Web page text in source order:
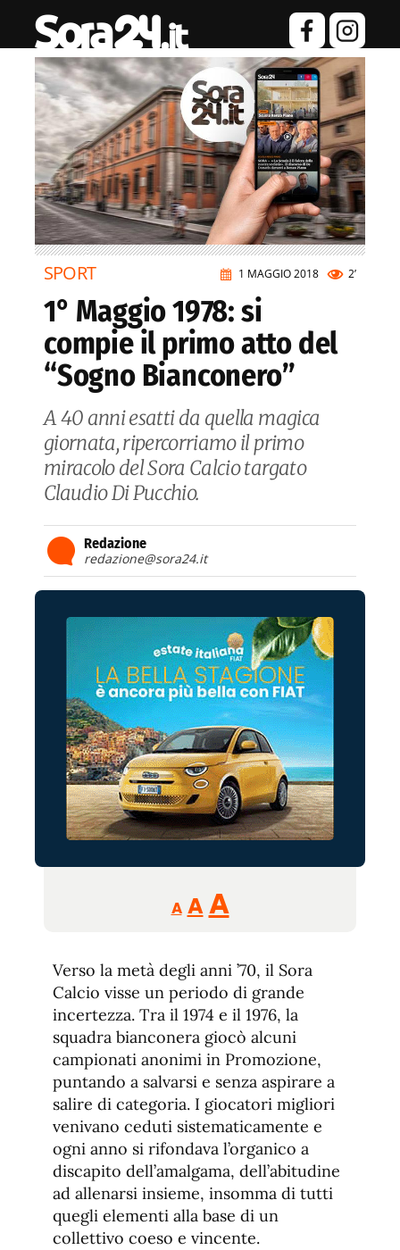
1 MAGGIO 2018 2’
SPORT
1° Maggio 1978: si
compie il primo atto del
“Sogno Bianconero”
A 40 anni esatti da quella magica
giornata, ripercorriamo il primo
miracolo del Sora Calcio targato
Claudio Di Pucchio.
Redazione
redazione@sora24.it
A
Reducir
tamaño
A Restablecer
de
fuente
AAumentar
de
fuente.
Verso la metà degli anni ’70, il Sora
Calcio visse un periodo di grande
incertezza. Tra il 1974 e il 1976, la
squadra bianconera giocò alcuni
campionati anonimi in Promozione,
puntando a salvarsi e senza aspirare a
salire di categoria. I giocatori migliori
venivano ceduti sistematicamente e
ogni anno si rifondava l’organico a
discapito dell’amalgama, dell’abitudine
ad allenarsi insieme, insomma di tutti
quegli elementi alla base di un
collettivo coeso e vincente.